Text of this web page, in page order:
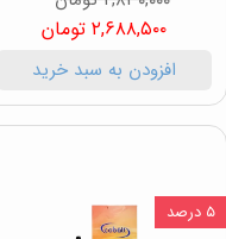
۲,۶۸۸,۵۰۰ تومان
افزودن به سبد خرید
۵ درصد